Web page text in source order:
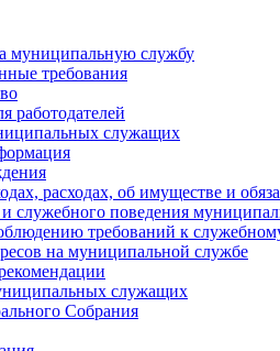
муниципальную службу
требования
работодателей
служащих
расходах, об имуществе и
служебного поведения
требований к
на муниципальной службе
служащих
Cобрания